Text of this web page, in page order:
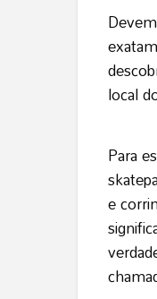
local
Para
e